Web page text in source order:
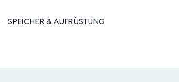
SPEICHER & AUFRÜSTUNG